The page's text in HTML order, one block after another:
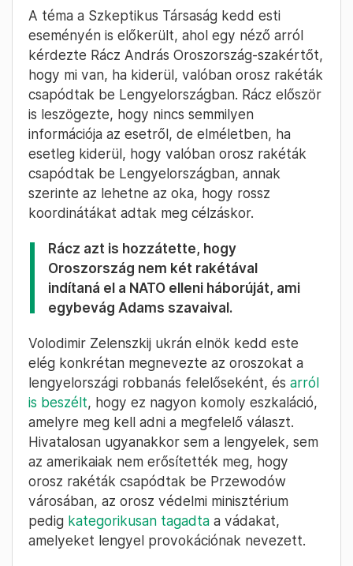
A téma a Szkeptikus Társaság kedd esti
eseményén is előkerült, ahol egy néző arról
kérdezte Rácz András Oroszország-szakértőt,
hogy mi van, ha kiderül, valóban orosz rakéták
csapódtak be Lengyelországban. Rácz először
is leszögezte, hogy nincs semmilyen
információja az esetről, de elméletben, ha
esetleg kiderül, hogy valóban orosz rakéták
csapódtak be Lengyelországban, annak
szerinte az lehetne az oka, hogy rossz
koordinátákat adtak meg célzáskor.
Rácz azt is hozzátette, hogy
Oroszország nem két rakétával
indítaná el a NATO elleni háborúját, ami
egybevág Adams szavaival.
Volodimir Zelenszkij ukrán elnök kedd este
elég konkrétan megnevezte az oroszokat a
lengyelországi robbanás felelőseként, és arról
is beszélt, hogy ez nagyon komoly eszkaláció,
amelyre meg kell adni a megfelelő választ.
Hivatalosan ugyanakkor sem a lengyelek, sem
az amerikaiak nem erősítették meg, hogy
orosz rakéták csapódtak be Przewodów
városában, az orosz védelmi minisztérium
pedig kategorikusan tagadta a vádakat,
amelyeket lengyel provokációnak nevezett.